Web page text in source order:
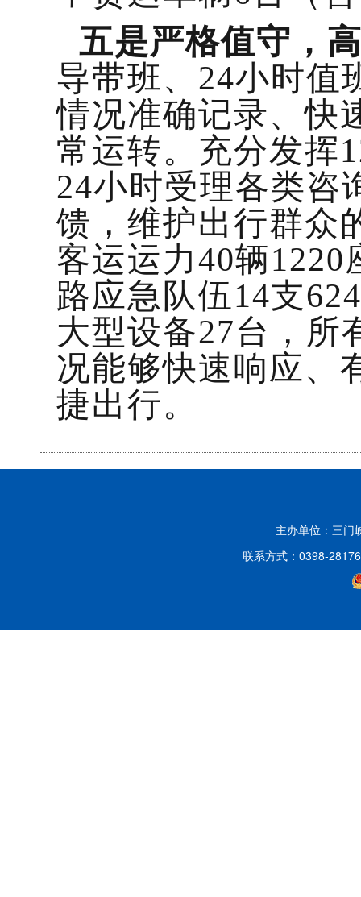
五是严格值守，
导带班、24小时值
情况准确记录、快
常运转。充分发挥
24小时受理各类咨
馈，维护出行群众
客运运力40辆
路应急队伍14支
大型设备27台，所
况能够快速响应、
捷出行。
主办单位：三
联系方式：0398-